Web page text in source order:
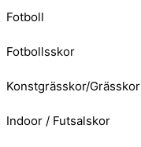
Fotboll
Fotbollsskor
Konstgrässkor/Grässkor
Indoor / Futsalskor